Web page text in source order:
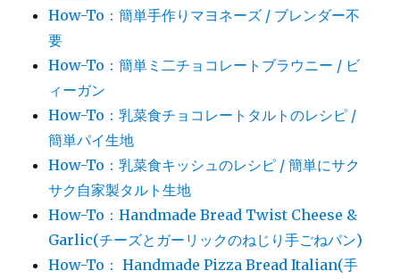
How-To：簡単手作りマヨネーズ / ブレンダー不
要
How-To：簡単ミ二チョコレートブラウニー / ビ
ィーガン
How-To：乳菜食チョコレートタルトのレシピ /
簡単パイ生地
How-To：乳菜食キッシュのレシピ / 簡単にサク
サク自家製タルト生地
How-To：Handmade Bread Twist Cheese &
Garlic(チーズとガーリックのねじり手ごねパン)
How-To： Handmade Pizza Bread Italian(手